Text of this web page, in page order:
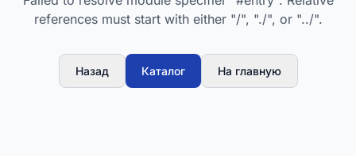
references must start with either "/", "./", or "../".
Назад Каталог На главную